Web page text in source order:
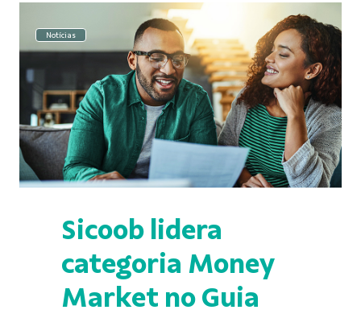
Notícias
Sicoob lidera
categoria Money
Market no Guia